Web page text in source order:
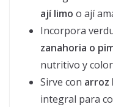
ají limo o ají
Incorpora
zanahoria o
nutritivo y
Sirve con arroz
integral para